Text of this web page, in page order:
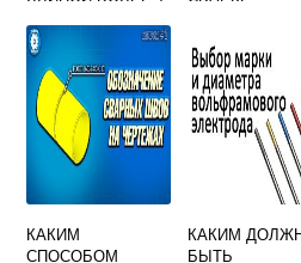
ВЫПОЛНЯЕМЫЕ
РУЧНОЙ ИЛИ
МЕХАНИЗИРОВАН
НОЙ СВАРКОЙ
КАКИМ
СПОСОБОМ
КАКИМ
БЫТЬ